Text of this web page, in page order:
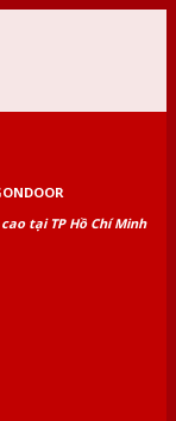
tại TP Hồ Chí Minh